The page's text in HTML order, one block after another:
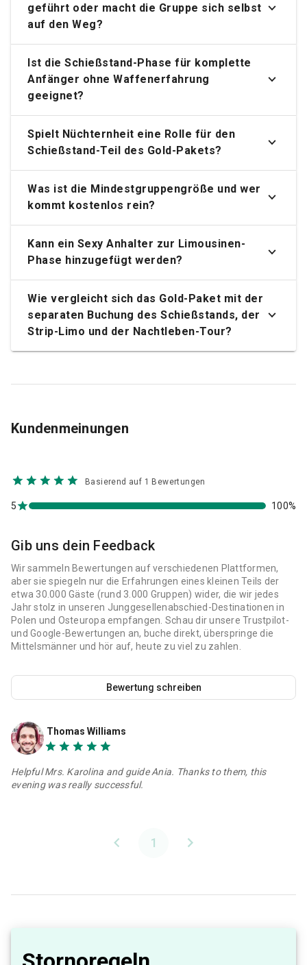
geführt oder macht die Gruppe sich selbst
auf den Weg?
Ist die Schießstand-Phase für komplette
Anfänger ohne Waffenerfahrung
geeignet?
Spielt Nüchternheit eine Rolle für den
Schießstand-Teil des Gold-Pakets?
Was ist die Mindestgruppengröße und wer
kommt kostenlos rein?
Kann ein Sexy Anhalter zur Limousinen-
Phase hinzugefügt werden?
Wie vergleicht sich das Gold-Paket mit der
separaten Buchung des Schießstands, der
Strip-Limo und der Nachtleben-Tour?
Kundenmeinungen
Basierend auf 1 Bewertungen
5 100%
Gib uns dein Feedback
Wir sammeln Bewertungen auf verschiedenen Plattformen,
aber sie spiegeln nur die Erfahrungen eines kleinen Teils der
etwa 30.000 Gäste (rund 3.000 Gruppen) wider, die wir jedes
Jahr stolz in unseren Junggesellenabschied-Destinationen in
Polen und Osteuropa empfangen. Schau dir unsere Trustpilot-
und Google-Bewertungen an, buche direkt, überspringe die
Mittelsmänner und hör auf, heute zu viel zu zahlen.
Bewertung schreiben
Thomas Williams
Helpful Mrs. Karolina and guide Ania. Thanks to them, this
evening was really successful.
1